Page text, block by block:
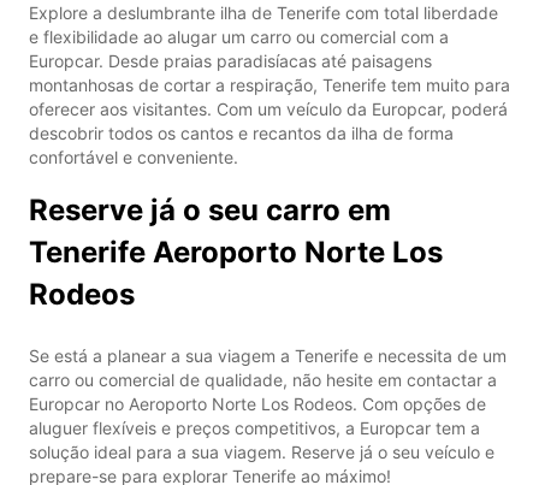
Explore a deslumbrante ilha de Tenerife com total liberdade
e flexibilidade ao alugar um carro ou comercial com a
Europcar. Desde praias paradisíacas até paisagens
montanhosas de cortar a respiração, Tenerife tem muito para
oferecer aos visitantes. Com um veículo da Europcar, poderá
descobrir todos os cantos e recantos da ilha de forma
confortável e conveniente.
Reserve já o seu carro em
Tenerife Aeroporto Norte Los
Rodeos
Se está a planear a sua viagem a Tenerife e necessita de um
carro ou comercial de qualidade, não hesite em contactar a
Europcar no Aeroporto Norte Los Rodeos. Com opções de
aluguer flexíveis e preços competitivos, a Europcar tem a
solução ideal para a sua viagem. Reserve já o seu veículo e
prepare-se para explorar Tenerife ao máximo!